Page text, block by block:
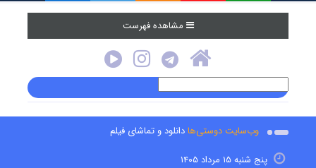
مشاهده فهرست
وب‌سایت دوستی‌هادانلود و تماشای فیلم
پنج شنبه ۱۵ مرداد ۱۴۰۵